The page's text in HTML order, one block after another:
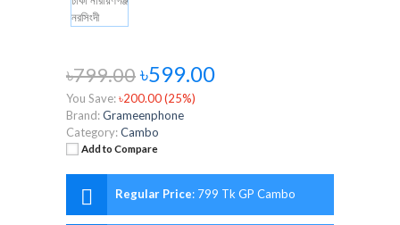
৳799.00৳599.00
You Save:৳200.00 (25%)
Brand:Grameenphone
Category:Cambo
Add to Compare
Regular Price: 799 Tk GP Cambo